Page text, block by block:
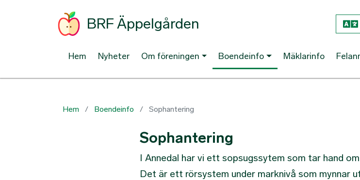
BRF Äppelgården
Hem Nyheter Om föreningen Boendeinfo Mäklarinfo
Hem Boendeinfo Sophantering
Sophantering
I Annedal har vi ett sopsugssytem som tar hand
Det är ett rörsystem under marknivå som mynnar